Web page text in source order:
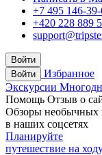
+7 495 146-
+420 228 889
Войти
Войти
Избранное
Экскурсии
Помощь Отзыв о
Обзоры необычных
в наших соцсетях
Планируйте
путешествие на